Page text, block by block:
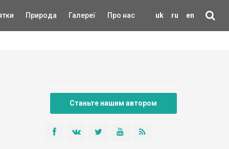
uk ru en
Природа Галереї Про нас
Станьте нашим автором